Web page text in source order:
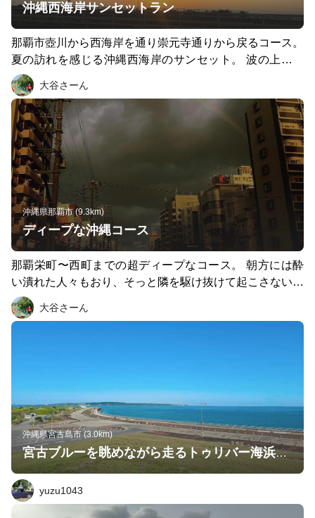
沖縄西海岸サンセットラン
那覇市壺川から西海岸を通り崇元寺通りから戻るコース。
夏の訪れを感じる沖縄西海岸のサンセット。 波の上ビー
チ上の橋からのサンセットがとても美しい🌉 その先の心
臓破りの坂は、梨泰院クラスの逆襲撃の時にかかるBGM
を聴きながら駆け抜けると、なんだか年収1億円明日から
稼げそうな自信に満ち溢れる事のできる坂である。 しか
し、1日経てばまた現実に戻される。
大谷さーん
沖縄県那覇市 (9.3km)
ディープな沖縄コース
那覇栄町〜西町までの超ディープなコース。 朝方には酔
い潰れた人々もおり、そっと隣を駆け抜けて起こさないよ
うな配慮をすることで、人間として成長できる。
大谷さーん
沖縄県宮古島市 (3.0km)
宮古ブルーを眺めながら走るトゥリバー海浜地区周回コース
yuzu1043